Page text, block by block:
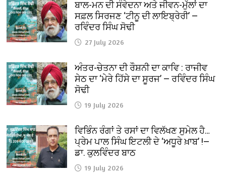
ਬਾਲ-ਮਨ ਦੀ ਸੰਵੇਦਨਾ ਅਤੇ ਜੀਵਨ-ਮੁੱਲਾਂ ਦਾ
ਸਫ਼ਲ ਸਿਰਜਣ ‘ਟੀਨੂ ਦੀ ਲਾਇਬ੍ਰੇਰੀ’ —
ਰਵਿੰਦਰ ਸਿੰਘ ਸੋਢੀ
27 July 2026
ਅੰਤਰ-ਚੇਤਨਾ ਦੀ ਰੌਸ਼ਨੀ ਦਾ ਕਾਵਿ : ਰਾਜੀਵ
ਸੇਠ ਦਾ ‘ਮੇਰੇ ਹਿੱਸੇ ਦਾ ਸੂਰਜ’ — ਰਵਿੰਦਰ ਸਿੰਘ
ਸੋਢੀ
19 July 2026
ਵਿਭਿੰਨ ਰੰਗਾਂ ਤੇ ਰਸਾਂ ਦਾ ਵਿਲੱਖਣ ਸੁਮੇਲ ਹੈ…
ਪ੍ਰੇਮ ਪਾਲ ਸਿੰਘ ਇਟਲੀ ਦੇ ‘ਅਧੂਰੇ ਖ਼ਾਬ’ !—
ਡਾ. ਕੁਲਵਿੰਦਰ ਬਾਠ
19 July 2026